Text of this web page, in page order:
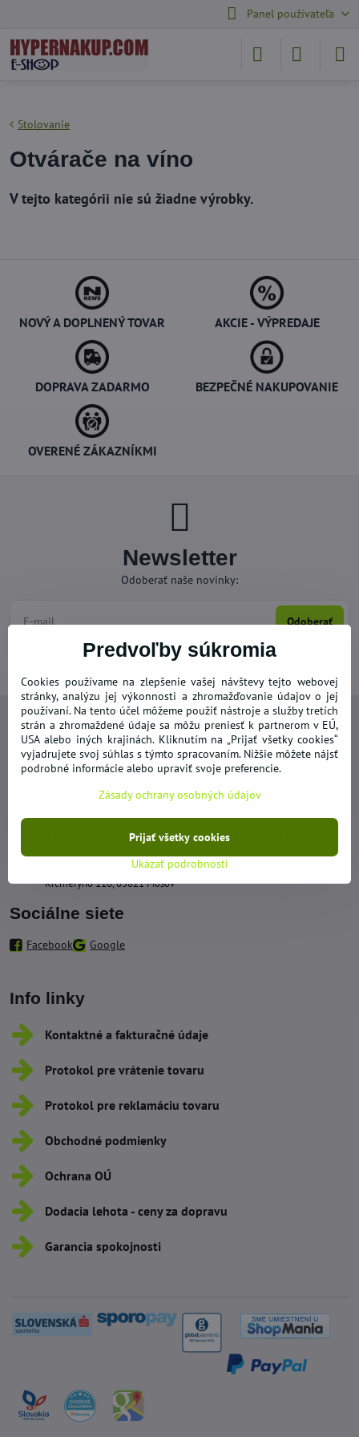
Panel používateľa
Stolovanie
Otvárače na víno
NOVÝ A DOPLNENÝ TOVAR AKCIE - VÝPREDAJE
DOPRAVA ZADARMO BEZPEČNÉ NAKUPOVANIE
OVERENÉ ZÁKAZNÍKMI
Newsletter
Odoberať naše novinky:
Odoberať
Chcem sa prihlásiť k odberu noviniek e-mailom
Kontakty
+421 950 492 562
obchod​@hypernakup​.com
RUBEN, s​.r​.o​., Vidrmoch 137, 03821 Mošovce
Sklad - Odberné miesto
Krčméryho 110, 03821 Mošov
Sociálne siete
Facebook Google
Info linky
Kontaktné a fakturačné údaje
Protokol pre vrátenie tovaru
Protokol pre reklamáciu tovaru
Obchodné podmienky
Ochrana OÚ
Dodacia lehota - ceny za dopravu
Garancia spokojnosti
Predvoľby súkromia
Cookies používame na zlepšenie vašej návštevy tejto webovej
stránky, analýzu jej výkonnosti a zhromažďovanie údajov o jej
používaní. Na tento účel môžeme použiť nástroje a služby tretích
strán a zhromaždené údaje sa môžu preniesť k partnerom v EÚ,
USA alebo iných krajinách. Kliknutím na „Prijať všetky cookies“
vyjadrujete svoj súhlas s týmto spracovaním. Nižšie môžete nájsť
podrobné informácie alebo upraviť svoje preferencie.
Zásady ochrany osobných údajov
Ukázať podrobnosti
Prijať všetky cookies